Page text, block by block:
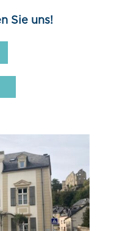
Sie uns!